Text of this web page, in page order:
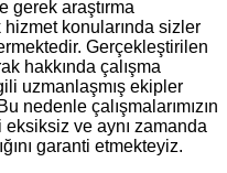
gerek araştırma
hizmet konularında sizler
Gerçekleştirilen
hakkında çalışma
uzmanlaşmış ekipler
nedenle çalışmalarımızın
ve aynı zamanda
garanti etmekteyiz.